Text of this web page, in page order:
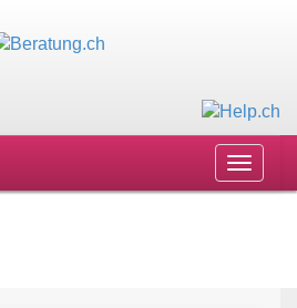
Toggle